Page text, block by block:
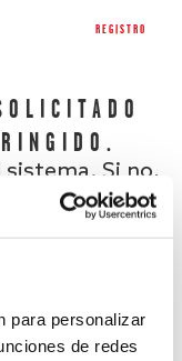
para personalizar
de redes
REGISTRO
sistema. Si no,